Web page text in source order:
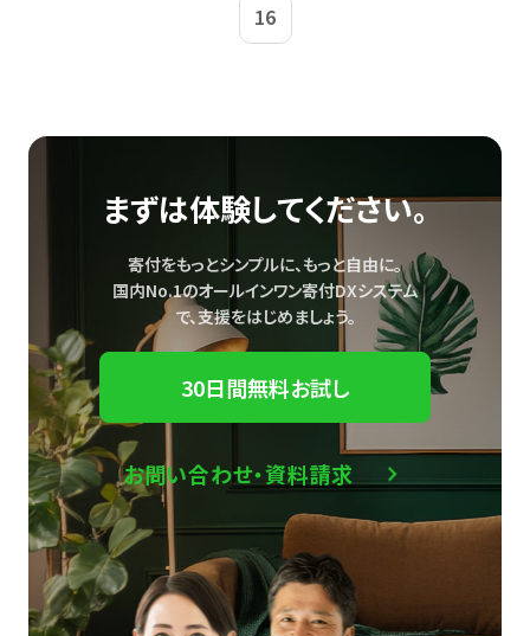
16
まずは体験してください。
寄付をもっとシンプルに、もっと自由に。
国内No.1のオールインワン寄付DXシステム
で、支援をはじめましょう。
30日間無料お試し
お問い合わせ・資料請求